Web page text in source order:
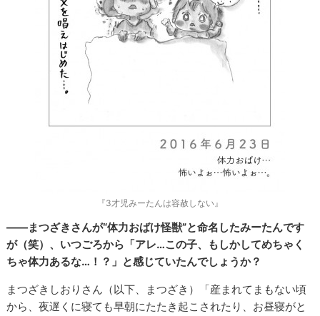
『3才児みーたんは容赦しない』
――まつざきさんが“体力おばけ怪獣”と命名したみーたんです
が（笑）、いつごろから「アレ…この子、もしかしてめちゃく
ちゃ体力あるな…！？」と感じていたんでしょうか？
まつざきしおりさん（以下、まつざき）「産まれてまもない頃
から、夜遅くに寝ても早朝にたたき起こされたり、お昼寝がと